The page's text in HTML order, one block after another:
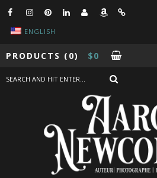
ENGLISH
PRODUCTS (0) $0